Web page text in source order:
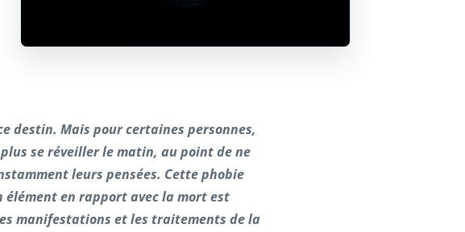
destin. Mais pour certaines personnes,
se réveiller le matin, au point de ne
leurs pensées. Cette phobie
élément en rapport avec la mort est
manifestations et les traitements de la